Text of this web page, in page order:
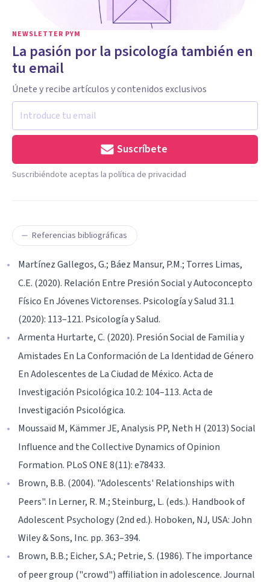
NEWSLETTER PYM
La pasión por la psicología también en
tu email
Únete y recibe artículos y contenidos exclusivos
Suscríbete
Suscribiéndote aceptas la política de privacidad
Referencias bibliográficas
Martínez Gallegos, G.; Báez Mansur, P.M.; Torres Limas,
C.E. (2020). Relación Entre Presión Social y Autoconcepto
Físico En Jóvenes Victorenses. Psicología y Salud 31.1
(2020): 113–121. Psicología y Salud.
Armenta Hurtarte, C. (2020). Presión Social de Familia y
Amistades En La Conformación de La Identidad de Género
En Adolescentes de La Ciudad de México. Acta de
Investigación Psicológica 10.2: 104–113. Acta de
Investigación Psicológica.
Moussaïd M, Kämmer JE, Analysis PP, Neth H (2013) Social
Influence and the Collective Dynamics of Opinion
Formation. PLoS ONE 8(11): e78433.
Brown, B.B. (2004). "Adolescents' Relationships with
Peers". In Lerner, R. M.; Steinburg, L. (eds.). Handbook of
Adolescent Psychology (2nd ed.). Hoboken, NJ, USA: John
Wiley & Sons, Inc. pp. 363–394.
Brown, B.B.; Eicher, S.A.; Petrie, S. (1986). The importance
of peer group ("crowd") affiliation in adolescence. Journal